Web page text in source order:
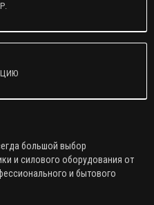
большой выбор
и силового оборудования от
и бытового